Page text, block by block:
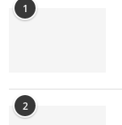
1
2